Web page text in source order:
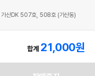
합계 21,000원
가산DK 507호, 508호 (가산동)